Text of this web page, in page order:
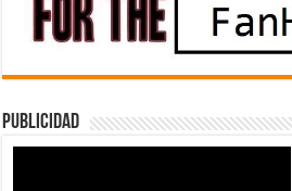
Publicidad